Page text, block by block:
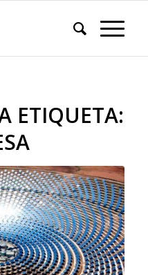
ETIQUETA: